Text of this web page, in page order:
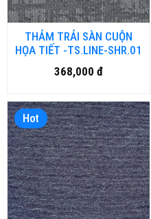
THẢM TRẢI SÀN CUỘN
HỌA TIẾT -TS.LINE-SHR.01
368,000 đ
Hot